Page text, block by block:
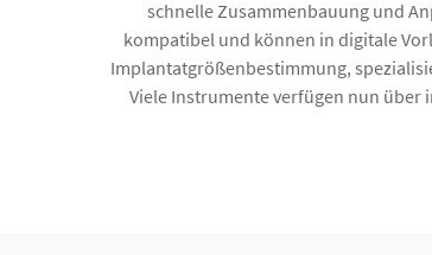
schnelle Zusammenbauung und
kompatibel und können in digitale
Implantatgrößenbestimmung,
Viele Instrumente verfügen nun